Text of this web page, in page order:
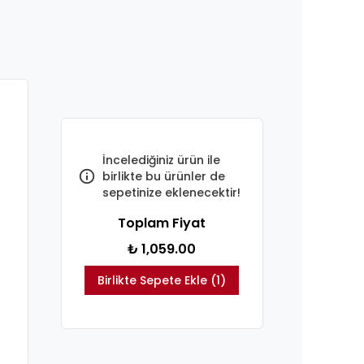
İncelediğiniz ürün ile
birlikte bu ürünler de
sepetinize eklenecektir!
Toplam Fiyat
₺ 1,059.00
Birlikte Sepete Ekle (1)